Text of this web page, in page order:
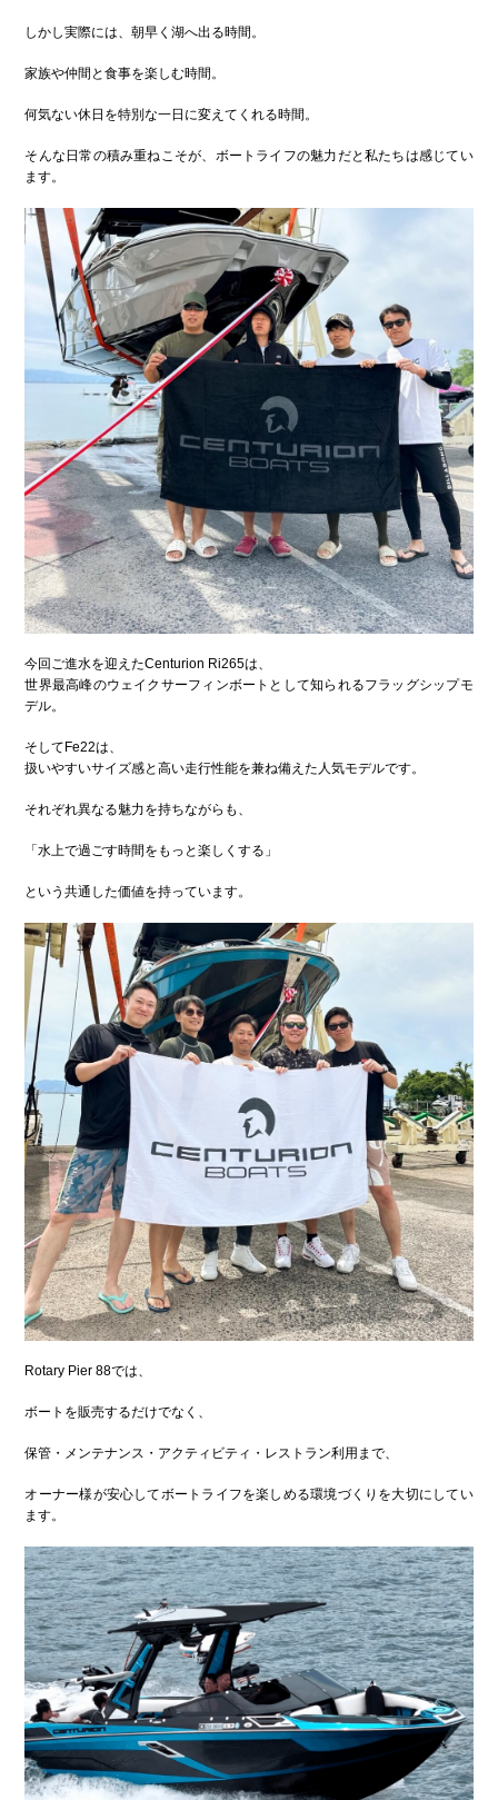
しかし実際には、朝早く湖へ出る時間。
家族や仲間と食事を楽しむ時間。
何気ない休日を特別な一日に変えてくれる時間。
そんな日常の積み重ねこそが、ボートライフの魅力だと私たちは感じてい
ます。
今回ご進水を迎えたCenturion Ri265は、
世界最高峰のウェイクサーフィンボートとして知られるフラッグシップモ
デル。
そしてFe22は、
扱いやすいサイズ感と高い走行性能を兼ね備えた人気モデルです。
それぞれ異なる魅力を持ちながらも、
「水上で過ごす時間をもっと楽しくする」
という共通した価値を持っています。
Rotary Pier 88では、
ボートを販売するだけでなく、
保管・メンテナンス・アクティビティ・レストラン利用まで、
オーナー様が安心してボートライフを楽しめる環境づくりを大切にしてい
ます。